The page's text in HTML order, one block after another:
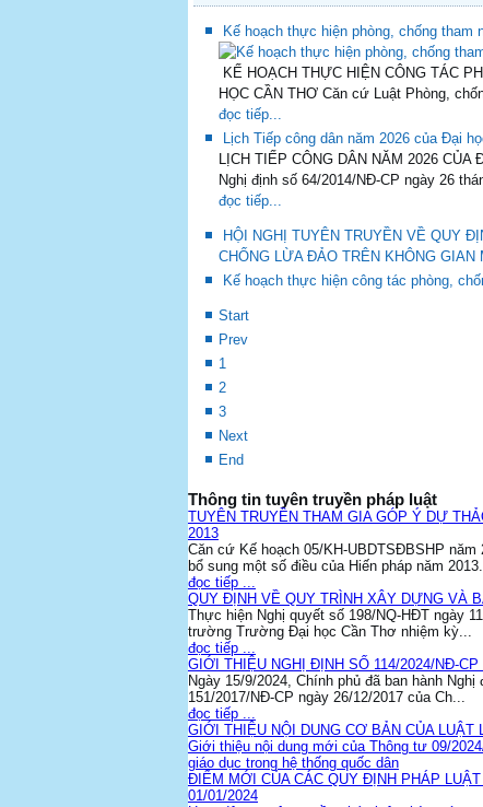
Kế hoạch thực hiện phòng, chống
KẾ HOẠCH THỰC HIỆN CÔNG TÁC
HỌC CẦN THƠ Căn cứ Luật Phòng,
đọc tiếp...
Lịch Tiếp công dân năm 2026 của Đại
LỊCH TIẾP CÔNG DÂN NĂM 2026 CỦA
Nghị định số 64/2014/NĐ-CP ngày 26
đọc tiếp...
HỘI NGHỊ TUYÊN TRUYỀN VỀ QUY
CHỐNG LỪA ĐẢO TRÊN KHÔNG
Kế hoạch thực hiện công tác phòng,
Start
Prev
1
2
3
Next
End
Thông tin tuyên truyền pháp luật
TUYÊN TRUYỀN THAM GIA GÓP Ý DỰ
2013
Căn cứ Kế hoạch 05/KH-UBDTSĐBSHP
bổ sung một số điều của Hiến pháp năm
đọc tiếp ...
QUY ĐỊNH VỀ QUY TRÌNH XÂY DỰNG VÀ
Thực hiện Nghị quyết số 198/NQ-HĐT ngày
trường Trường Đại học Cần Thơ nhiệm kỳ...
đọc tiếp ...
GIỚI THIỆU NGHỊ ĐỊNH SỐ 114/2024/NĐ-CP
Ngày 15/9/2024, Chính phủ đã ban hành
151/2017/NĐ-CP ngày 26/12/2017 của Ch...
đọc tiếp ...
GIỚI THIỆU NỘI DUNG CƠ BẢN CỦA LUẬT
Giới thiệu nội dung mới của Thông tư 09/
giáo dục trong hệ thống quốc dân
ĐIỂM MỚI CỦA CÁC QUY ĐỊNH PHÁP
01/01/2024